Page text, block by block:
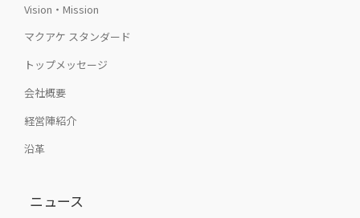
Vision・Mission
マクアケ スタンダード
トップメッセージ
会社概要
経営陣紹介
沿革
ニュース